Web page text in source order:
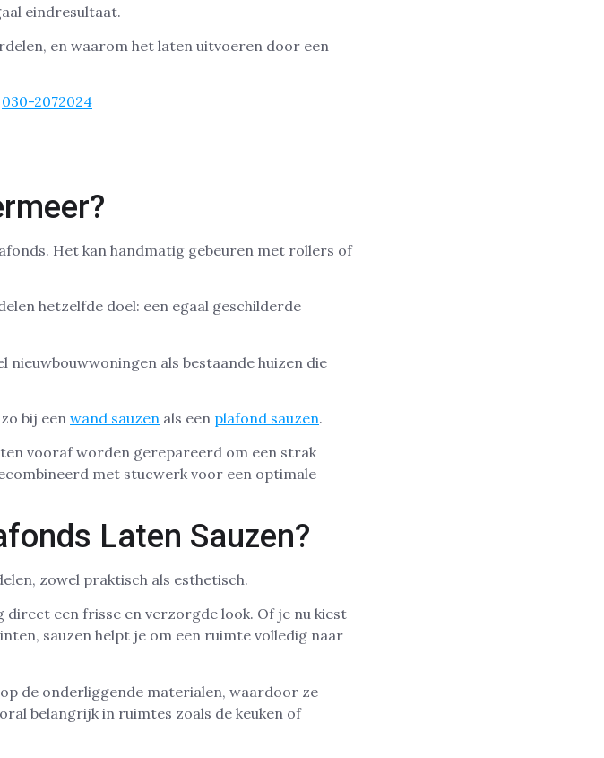
eindresultaat.
en waarom het laten uitvoeren door een
030-2072024
Het kan handmatig gebeuren met rollers of
hetzelfde doel: een egaal geschilderde
nieuwbouwwoningen als bestaande huizen die
bij eenwand sauzen als een plafond sauzen.
vooraf worden gerepareerd om een strak
met stucwerk voor een optimale
Laten Sauzen?
zowel praktisch als esthetisch.
direct een frisse en verzorgde look. Of je nu kiest
sauzen helpt je om een ruimte volledig naar
de onderliggende materialen, waardoor ze
belangrijk in ruimtes zoals de keuken of